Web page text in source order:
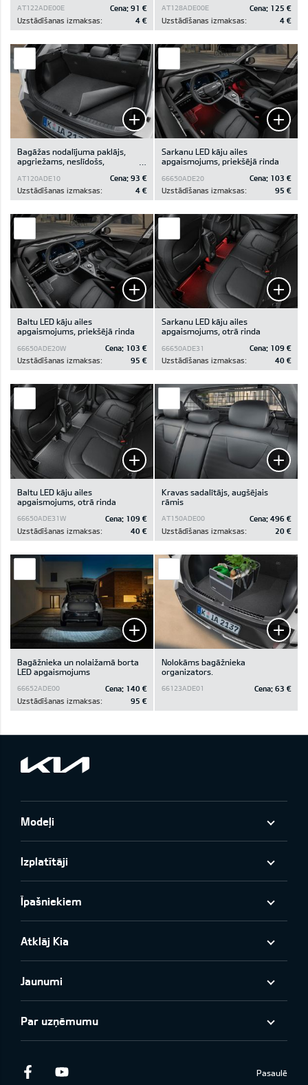
nav glabāšanas nodalījuma
AT122ADE00E Cena: 91 €
Uzstādīšanas izmaksas:
4 €
AT128ADE00E Cena: 125 €
Uzstādīšanas izmaksas:
4 €
Bagāžas nodalījuma paklājs,
apgriežams, neslīdošs,
bagāžas nodalījuma pamatnes
ir glabāšanas nodalījums
AT120ADE10 Cena: 93 €
Uzstādīšanas izmaksas:
4 €
Sarkanu LED kāju ailes
apgaismojums, priekšējā rinda
66650ADE20 Cena: 103 €
Uzstādīšanas izmaksas:
95 €
Baltu LED kāju ailes
apgaismojums, priekšējā rinda
66650ADE20W Cena: 103 €
Uzstādīšanas izmaksas:
95 €
Sarkanu LED kāju ailes
apgaismojums, otrā rinda
66650ADE31 Cena: 109 €
Uzstādīšanas izmaksas:
40 €
Baltu LED kāju ailes
apgaismojums, otrā rinda
66650ADE31W Cena: 109 €
Uzstādīšanas izmaksas:
40 €
Kravas sadalītājs, augšējais
rāmis
AT150ADE00 Cena: 496 €
Uzstādīšanas izmaksas:
20 €
Bagāžnieka un nolaižamā borta
LED apgaismojums
66652ADE00 Cena: 140 €
Uzstādīšanas izmaksas:
95 €
Nolokāms bagāžnieka
organizators.
66123ADE01 Cena: 63 €
Modeļi
Izplatītāji
Īpašniekiem
Atklāj Kia
Jaunumi
Par uzņēmumu
Facebook Pasaulē